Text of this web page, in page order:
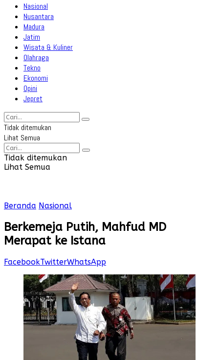
Nasional
Nusantara
Madura
Jatim
Wisata & Kuliner
Olahraga
Tekno
Ekonomi
Opini
Jepret
Tidak ditemukan
Lihat Semua
Tidak ditemukan
Lihat Semua
Beranda Nasional
Berkemeja Putih, Mahfud MD
Merapat ke Istana
FacebookTwitterWhatsApp